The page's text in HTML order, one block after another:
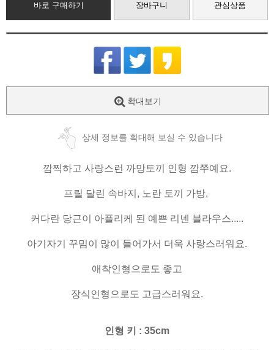
바로 구매하기 장바구니 관심상품
확대보기
상세 정보를 확대해 보실 수 있습니다
깜찍하고 사랑스런 까망토끼 인형 깜쭈예요.
프릴 달린 속바지, 노란 토끼 가방,
커다란 당근이 아플리케 된 예쁜 리넨 블라우스.....
아기자기 꾸밈이 많이 들어가서 더욱 사랑스러워요.
애착인형으로도 좋고
장식인형으로도 고급스러워요.
인형 키 : 35cm